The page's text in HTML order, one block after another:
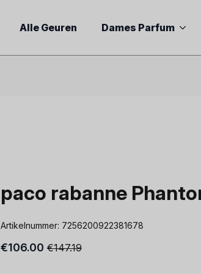
Alle Geuren Dames Parfum
paco rabanne
Artikelnummer: 7256200922381678
€147.19
Oorspronkelijke
€106.00
Huidige